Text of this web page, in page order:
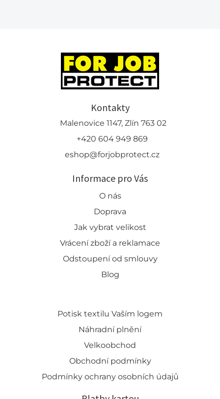
Kontakty
Malenovice 1147, Zlín 763 02
+420 604 949 869
eshop@forjobprotect.cz
Informace pro Vás
O nás
Doprava
Jak vybrat velikost
Vrácení zboží a reklamace
Odstoupení od smlouvy
Blog
Potisk textilu Vaším logem
Náhradní plnění
Velkoobchod
Obchodní podmínky
Podmínky ochrany osobních údajů